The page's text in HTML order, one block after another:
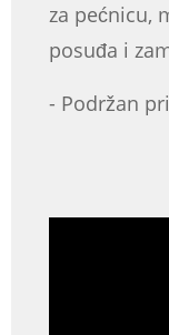
za pećnicu,
posuđa i
- Podržan